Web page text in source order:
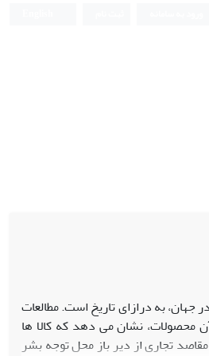
جهان، به درازای تاریخ است. مطالعات
محصولات، نشان می دهد که کالا ها
تجاری از دیر باز محل توجه بشر